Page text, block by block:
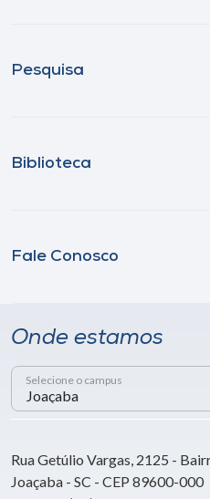
Pesquisa
Biblioteca
Fale Conosco
Onde estamos
Selecione o campus
Rua Getúlio Vargas, 2125 -
Joaçaba - SC - CEP 89600-000